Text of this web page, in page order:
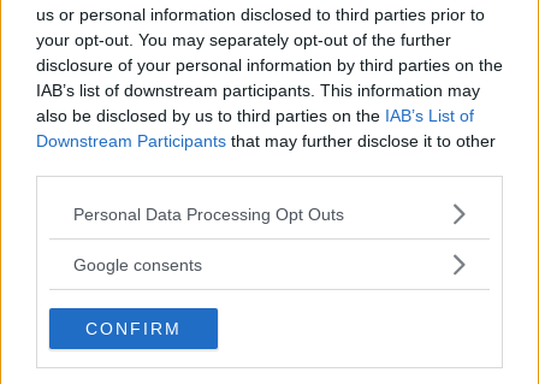
us or personal information disclosed to third parties prior to
your opt-out. You may separately opt-out of the further
disclosure of your personal information by third parties on the
IAB’s list of downstream participants. This information may
also be disclosed by us to third parties on the IAB’s List of
Downstream Participants that may further disclose it to other
Please note that this website/app uses one or more Google
not limited to your visit or usage behaviour. You may click to
use your data for below specified purposes in below Google
consent section.
Personal Data Processing Opt Outs
Google consents
CONFIRM
Una ricetta per un risotto originale, grazie al sapore e al
colore del radicchio trevisano.